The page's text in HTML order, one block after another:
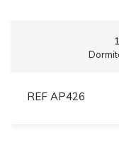
1
REF AP426